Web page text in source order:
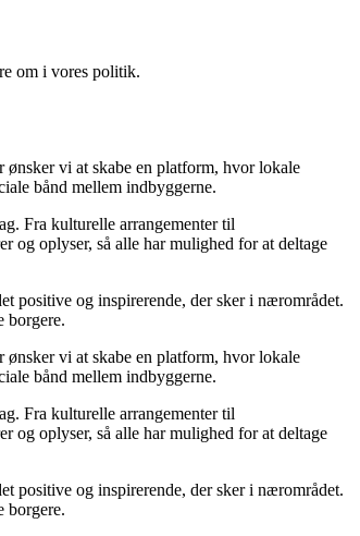
om i vores politik.
ønsker vi at skabe en platform, hvor lokale
bånd mellem indbyggerne.
Fra kulturelle arrangementer til
og oplyser, så alle har mulighed for at deltage
positive og inspirerende, der sker i nærområdet.
borgere.
ønsker vi at skabe en platform, hvor lokale
bånd mellem indbyggerne.
Fra kulturelle arrangementer til
og oplyser, så alle har mulighed for at deltage
positive og inspirerende, der sker i nærområdet.
borgere.